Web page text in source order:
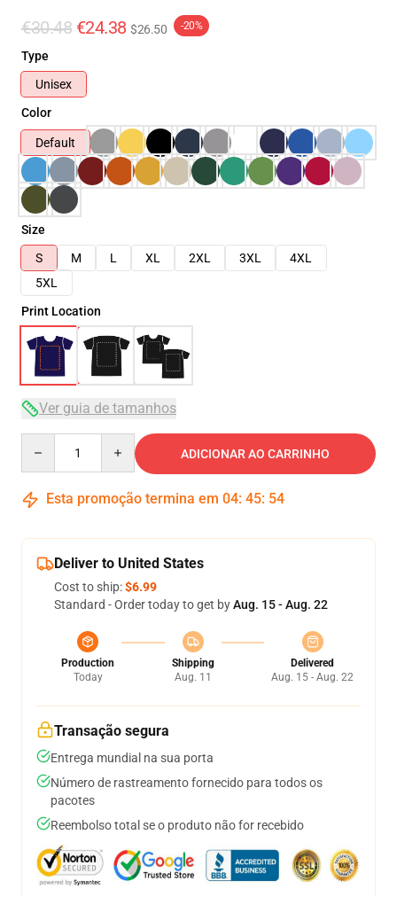
€30.48 €24.38 $26.50 -20%
Type
Unisex
Color
Default
Size
S
M L XL 2XL 3XL
4XL
5XL
Print Location
Ver guia de tamanhos
ADICIONAR AO CARRINHO
Esta promoção termina em 04: 45: 53
Deliver to United States
Cost to ship:$6.99
Standard - Order today to get byAug. 15 - Aug. 22
Production
Today
Shipping
Aug. 11
Delivered
Aug. 15 - Aug. 22
Transação segura
Entrega mundial na sua porta
Número de rastreamento fornecido para todos os
pacotes
Reembolso total se o produto não for recebido